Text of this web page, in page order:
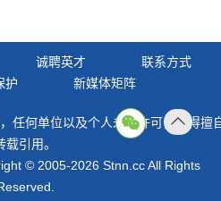
诚聘英才
联系方式
护 新媒体矩阵
任何单位以及个人未经许可，不得擅
载引用。
© 2005-2026 Stnn.cc All Rights
顶部